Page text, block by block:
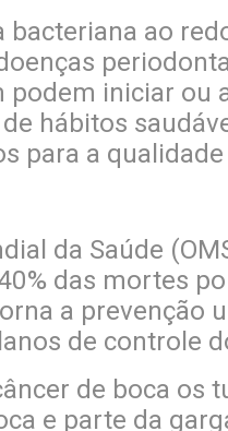
bacteriana ao
iniciar ou
hábitos
para a
da Saúde
das mortes
a prevenção
de controle
de boca os
e parte da